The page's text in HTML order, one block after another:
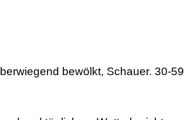
bewölkt, Schauer. 30-59